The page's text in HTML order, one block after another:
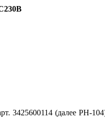
3425600114 (далее РН-